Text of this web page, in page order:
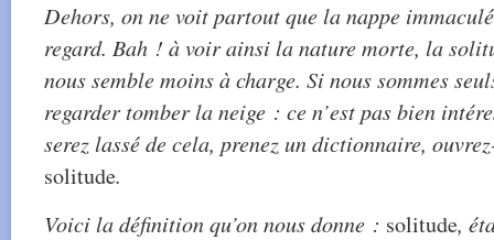
Dehors, on ne voit partout que la nappe
regard. Bah ! à voir ainsi la nature morte, la
nous semble moins à charge. Si nous sommes
regarder tomber la neige : ce n’est pas bien
serez lassé de cela, prenez un dictionnaire,
solitude.
Voici la définition qu’on nous donne : solitude,